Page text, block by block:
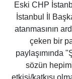
Eski CHP
İstanbul İl
atanmasının
çeken bir
paylaşımında
sözün
etkisi/katkısı